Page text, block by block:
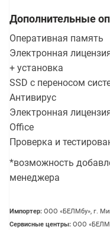
Дополнительные
Оперативная память
Электронная
+ установка
SSD с переносом
Антивирус
Электронная
Office
Проверка и
*возможность
менеджера
Импортер: OOO «БЕЛМбу», г.
Сервисные центры: OOO